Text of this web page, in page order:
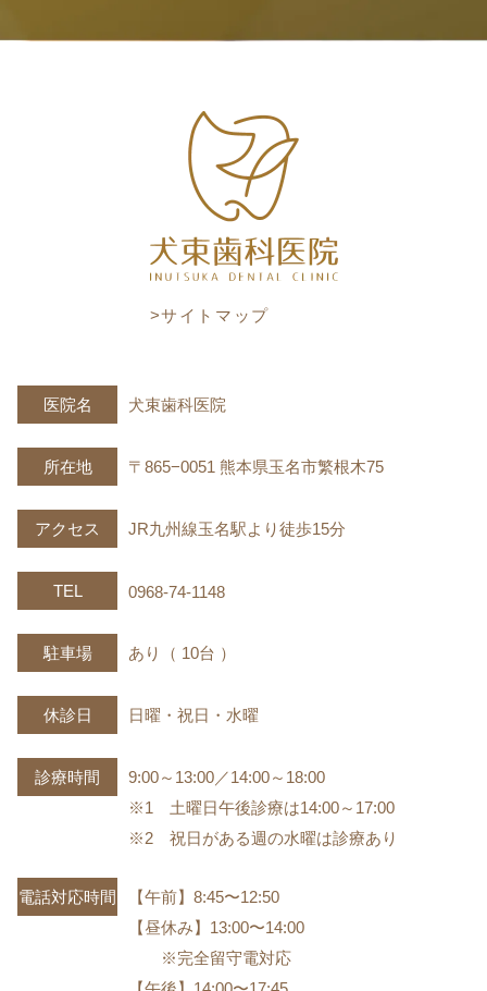
>サイトマップ
医院名 犬束歯科医院
所在地 〒865−0051 熊本県玉名市繁根木75
アクセス JR九州線玉名駅より徒歩15分
TEL 0968-74-1148
駐車場 あり（ 10台 ）
休診日 日曜・祝日・水曜
診療時間
9:00～13:00／14:00～18:00
※1 土曜日午後診療は14:00～17:00
※2 祝日がある週の水曜は診療あり
電話対応時間
【午前】8:45〜12:50
【昼休み】13:00〜14:00
※完全留守電対応